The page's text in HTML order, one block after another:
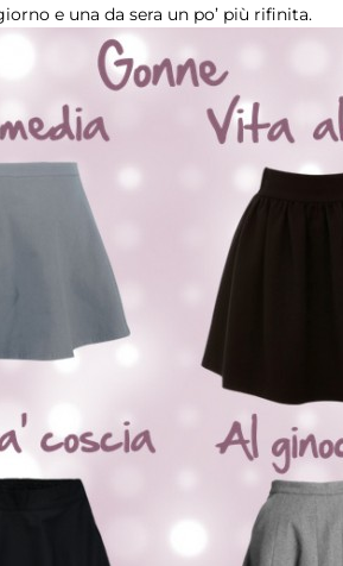
e una da sera un po’ più rifinita.